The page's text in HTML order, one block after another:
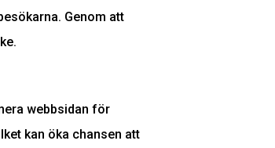
Genom att
webbsidan för
kan öka chansen att